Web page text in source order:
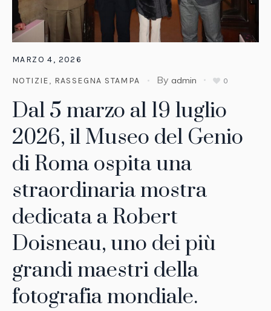
MARZO 4, 2026
NOTIZIE, RASSEGNA STAMPA By admin 0
Dal 5 marzo al 19 luglio
2026, il Museo del Genio
di Roma ospita una
straordinaria mostra
dedicata a Robert
Doisneau, uno dei più
grandi maestri della
fotografia mondiale.